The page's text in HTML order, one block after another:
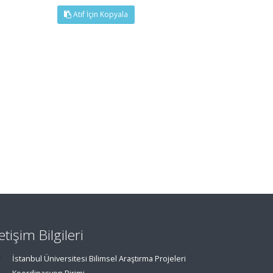
Atıf İçin Kopyala
Bilgileri
İstanbul Üniversitesi Bilimsel Araştırma Projeleri